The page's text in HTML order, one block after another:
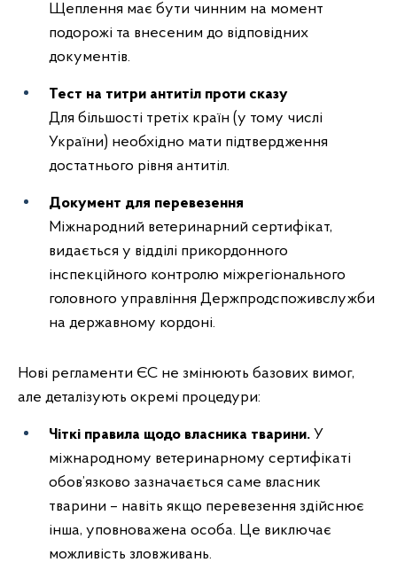
Щеплення має бути чинним на момент
подорожі та внесеним до відповідних
документів.
Тест на титри антитіл проти сказу
Для більшості третіх країн (у тому числі
України) необхідно мати підтвердження
достатнього рівня антитіл.
Документ для перевезення
Міжнародний ветеринарний сертифікат,
видається у відділі прикордонного
інспекційного контролю міжрегіонального
головного управління Держпродспоживслужби
на державному кордоні.
Нові регламенти ЄС не змінюють базових вимог,
але деталізують окремі процедури:
Чіткі правила щодо власника тварини. У
міжнародному ветеринарному сертифікаті
обов’язково зазначається саме власник
тварини – навіть якщо перевезення здійснює
інша, уповноважена особа. Це виключає
можливість зловживань.